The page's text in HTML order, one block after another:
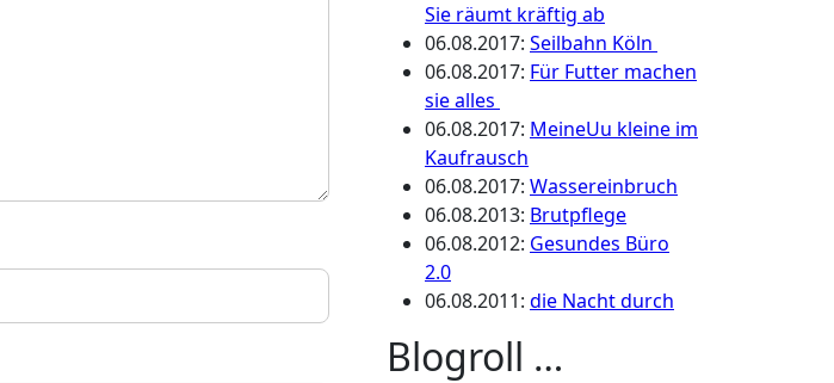
Sie räumt kräftig ab
06.08.2017: Seilbahn Köln
06.08.2017: Für Futter machen
sie alles
06.08.2017: MeineUu kleine im
Kaufrausch
06.08.2017: Wassereinbruch
06.08.2013: Brutpflege
06.08.2012: Gesundes Büro
2.0
06.08.2011: die Nacht durch
Blogroll …